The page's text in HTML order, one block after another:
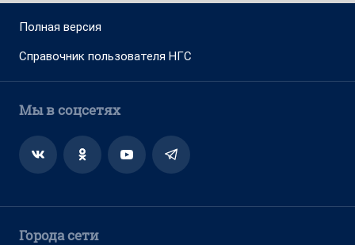
Полная версия
Справочник пользователя НГС
Мы в соцсетях
Города сети